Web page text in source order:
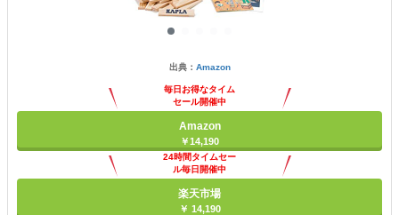
出典： Amazon
毎日お得なタイム
セール開催中
Amazon
￥14,190
24時間タイムセー
ル毎日開催中
楽天市場
￥ 14,190